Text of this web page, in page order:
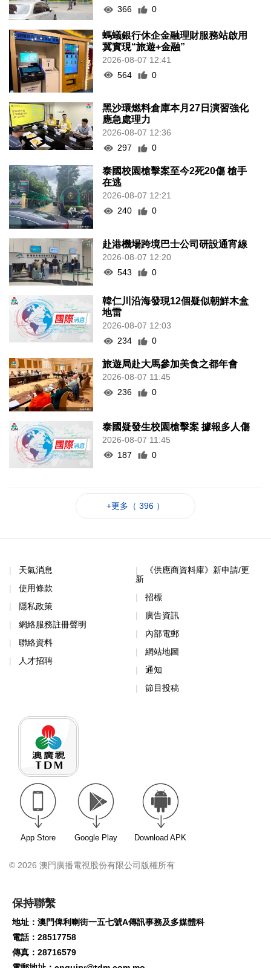
366
0
螞蟻銀行休企金融理財服務站啟用
冀實現“旅遊+金融”
2026-08-07 12:41
564
0
黑沙環燃料倉庫本月27日演習強化
應急處理力
2026-08-07 12:36
297
0
泰國校園槍擊案至今2死20傷 槍手
在逃
2026-08-07 12:21
240
0
赴港機場跨境巴士公司研設通宵線
2026-08-07 12:20
543
0
韓仁川沿海發現12個疑似朝鮮木盒
地雷
2026-08-07 12:03
234
0
旅遊局赴大馬參加美食之都年會
2026-08-07 11:45
236
0
泰國疑發生校園槍擊案 據報多人傷
2026-08-07 11:45
187
0
+更多（ 396 ）
天氣消息
使用條款
隱私政策
網絡服務註冊聲明
聯絡資料
人才招聘
《供應商資料庫》新申請/更
新
招標
廣告資訊
內部電郵
網站地圖
通知
節目投稿
App Store Google Play Download APK
© 2026 澳門廣播電視股份有限公司版權所有
保持聯繫
地址：澳門俾利喇街一五七號A傳訊事務及多媒體科
電話：28517758
傳真：28716579